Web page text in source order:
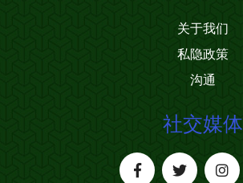
关于我们
私隐政策
沟通
社交媒体